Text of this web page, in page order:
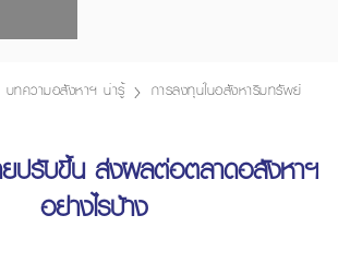
บทความอสังหาฯ น่ารู้ การลงทุนในอสังหาริมทรัพย์
ยปรับขึ้น ส่งผลต่อตลาดอสังหาฯ
อย่างไรบ้าง